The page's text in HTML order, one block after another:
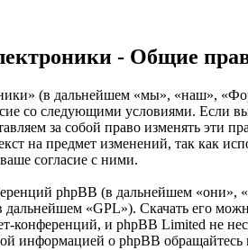
- Общие
(в дальнейшем «мы», «наш»,
со следующими условиями. Если
за собой право изменять эти
на предмет изменений, так как
согласие с ними.
phpBB (в дальнейшем «они»,
дальнейшем «GPL»). Скачать его
и phpBB Limited не
информацией о phpBB обращайтесь